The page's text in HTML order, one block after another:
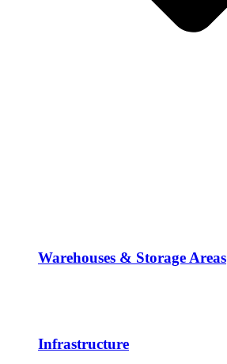
Warehouses & Storage Areas
Infrastructure